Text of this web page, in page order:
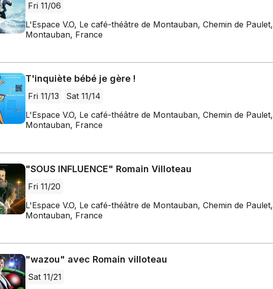
Fri 11/06
L'Espace V.O, Le café-théâtre de Montauban, Chemin de Paulet,
Montauban, France
T'inquiète bébé je gère !
Fri 11/13
Sat 11/14
L'Espace V.O, Le café-théâtre de Montauban, Chemin de Paulet,
Montauban, France
"SOUS INFLUENCE" Romain Villoteau
Fri 11/20
L'Espace V.O, Le café-théâtre de Montauban, Chemin de Paulet,
Montauban, France
"wazou" avec Romain villoteau
Sat 11/21